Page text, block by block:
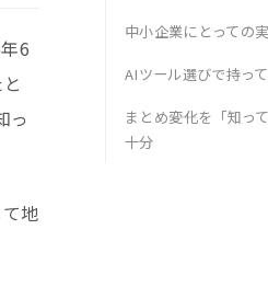
6
っ
地
中小企業にとっての
AIツール選びで持っ
まとめ――変化を「知っ
十分